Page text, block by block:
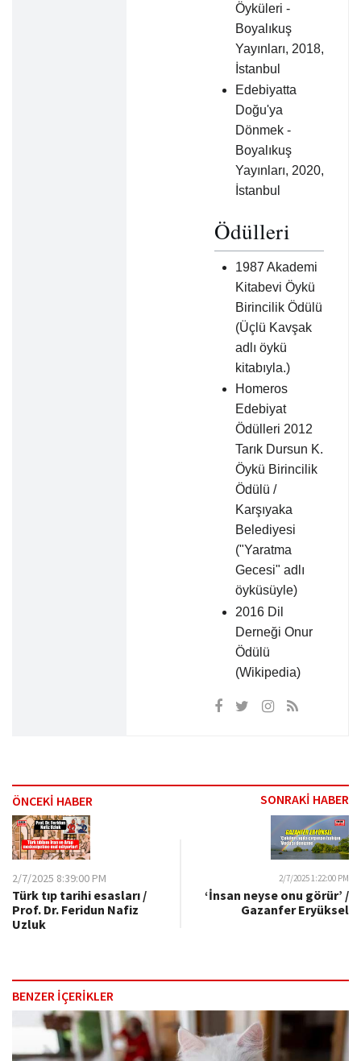
Öyküleri -
Boyalıkuş
Yayınları, 2018,
İstanbul
Edebiyatta
Doğu'ya
Dönmek -
Boyalıkuş
Yayınları, 2020,
İstanbul
Ödülleri
1987 Akademi
Kitabevi Öykü
Birincilik Ödülü
(Üçlü Kavşak
adlı öykü
kitabıyla.)
Homeros
Edebiyat
Ödülleri 2012
Tarık Dursun K.
Öykü Birincilik
Ödülü /
Karşıyaka
Belediyesi
("Yaratma
Gecesi" adlı
öyküsüyle)
2016 Dil
Derneği Onur
Ödülü
(Wikipedia)
ÖNCEKİ HABER SONRAKİ HABER
2/7/2025 8:39:00 PM
Türk tıp tarihi esasları /
Prof. Dr. Feridun Nafiz
Uzluk
2/7/2025 1:22:00 PM
‘İnsan neyse onu görür’ /
Gazanfer Eryüksel
BENZER İÇERİKLER